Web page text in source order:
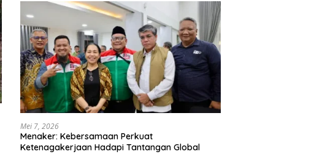
Mei 7, 2026
Menaker: Kebersamaan Perkuat
Ketenagakerjaan Hadapi Tantangan Global